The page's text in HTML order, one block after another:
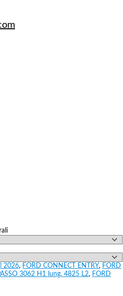
2026, FORD CONNECT ENTRY, FORD
3062 H1 lung. 4825 L2, FORD